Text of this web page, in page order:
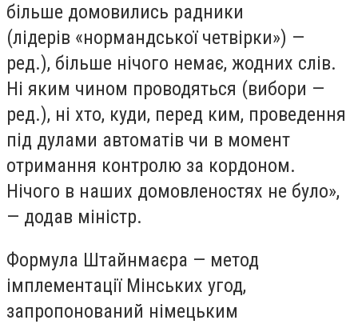
більше домовились радники
(лідерів «нормандської четвірки») —
ред.), більше нічого немає, жодних слів.
Ні яким чином проводяться (вибори —
ред.), ні хто, куди, перед ким, проведення
під дулами автоматів чи в момент
отримання контролю за кордоном.
Нічого в наших домовленостях не було»,
— додав міністр.
Формула Штайнмаєра — метод
імплементації Мінських угод,
запропонований німецьким